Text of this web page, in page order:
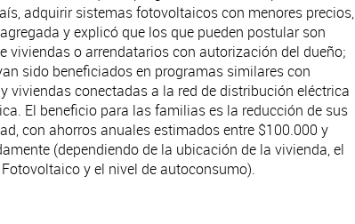
adquirir sistemas fotovoltaicos con menores precios,
y explicó que los que pueden postular son
viviendas o arrendatarios con autorización del dueño;
sido beneficiados en programas similares con
viviendas conectadas a la red de distribución eléctrica
El beneficio para las familias es la reducción de sus
con ahorros anuales estimados entre $100.000 y
(dependiendo de la ubicación de la vivienda, el
y el nivel de autoconsumo).